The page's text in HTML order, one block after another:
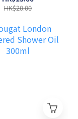
HK$20.00